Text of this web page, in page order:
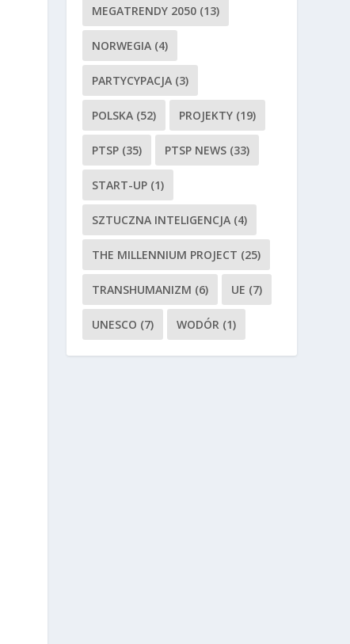
MEGATRENDY 2050 (13)
NORWEGIA (4)
PARTYCYPACJA (3)
POLSKA (52) PROJEKTY (19)
PTSP (35) PTSP NEWS (33)
START-UP (1)
SZTUCZNA INTELIGENCJA (4)
THE MILLENNIUM PROJECT (25)
TRANSHUMANIZM (6) UE (7)
UNESCO (7) WODÓR (1)